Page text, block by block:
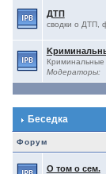
ДТП
сводки о ДТП,
Криминальные
Модераторы:
Беседка
Форум
О том о сем.